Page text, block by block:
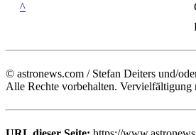
^
© astronews.com / Stefan Deiters und/
Alle Rechte vorbehalten. Vervielfältigung